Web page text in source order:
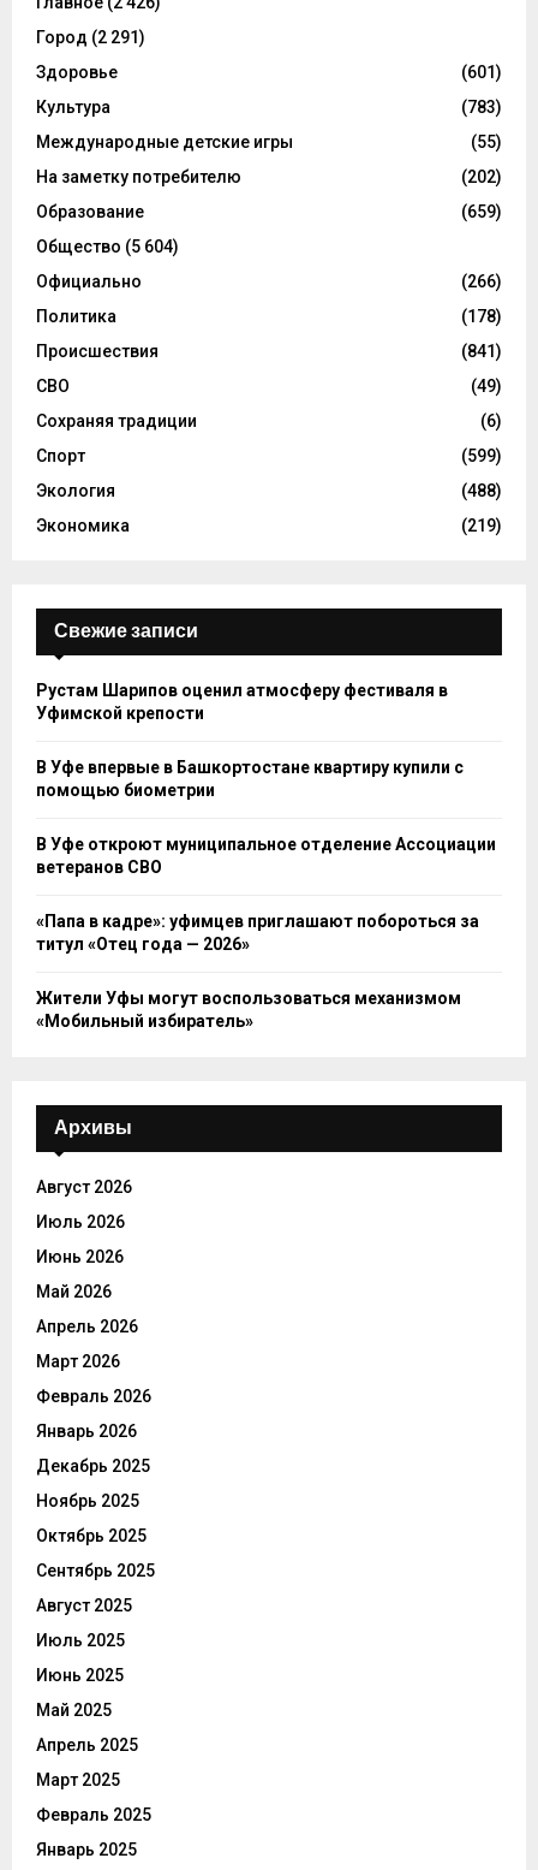
Город (2 291)
Здоровье
(601)
Культура
(783)
Международные детские игры
(55)
На заметку потребителю
(202)
Образование
(659)
Общество (5 604)
Официально
(266)
Политика
(178)
Происшествия
(841)
СВО
(49)
Сохраняя традиции
(6)
Спорт
(599)
Экология
(488)
Экономика
(219)
Свежие записи
Рустам Шарипов оценил атмосферу фестиваля в
Уфимской крепости
В Уфе впервые в Башкортостане квартиру купили с
помощью биометрии
В Уфе откроют муниципальное отделение Ассоциации
ветеранов СВО
«Папа в кадре»: уфимцев приглашают побороться за
титул «Отец года — 2026»
Жители Уфы могут воспользоваться механизмом
«Мобильный избиратель»
Архивы
Август 2026
Июль 2026
Июнь 2026
Май 2026
Апрель 2026
Март 2026
Февраль 2026
Январь 2026
Декабрь 2025
Ноябрь 2025
Октябрь 2025
Сентябрь 2025
Август 2025
Июль 2025
Июнь 2025
Май 2025
Апрель 2025
Март 2025
Февраль 2025
Январь 2025